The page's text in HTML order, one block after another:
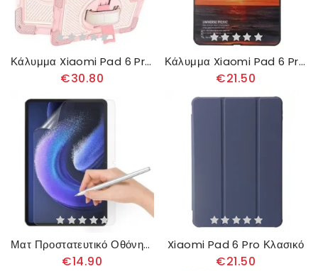
Κάλυμμα Xiaomi Pad 6 Pro Υπερανθεκτικό Με Ιμάντα Ώμου
€30.80
Κάλυμμα Xiaomi Pad 6 Pro Ηλιοβασίλεμα
€21.50
Ματ Προστατευτικό Οθόνης Για Xiaomi Pad 6 / Pad 6 Pro
€14.90
Xiaomi Pad 6 Pro Κλασικό
€21.50